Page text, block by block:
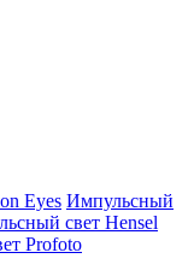
Eyes Импульсный
свет Hensel
Profoto